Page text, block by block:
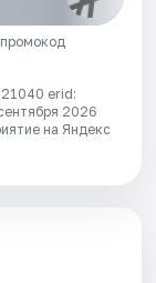
erid:
2026
на Яндекс